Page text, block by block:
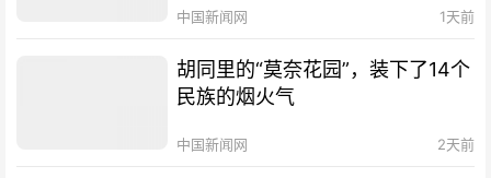
中国新闻网 1天前
胡同里的“莫奈花园”，装下了14个
民族的烟火气
中国新闻网 2天前